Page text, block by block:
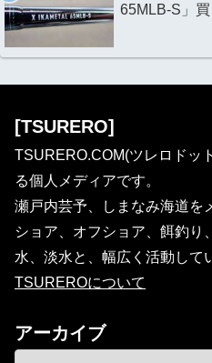
65MLB-S」買
[TSURERO]
TSURERO.COM(ツレロドッ
る個人メディアです。
瀬戸内芸予、しまなみ海道を
ショア、オフショア、餌釣り
水、淡水と、幅広く活動して
TSUREROについて
アーカイブ